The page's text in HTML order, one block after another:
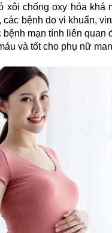
xôi chống oxy hóa
các bệnh do vi khuẩn,
mạn tính liên quan
và tốt cho phụ nữ